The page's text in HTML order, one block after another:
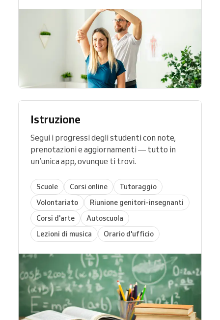
Istruzione
Segui i progressi degli studenti con note,
prenotazioni e aggiornamenti — tutto in
un’unica app, ovunque ti trovi.
Scuole Corsi online
Tutoraggio
Volontariato
Riunione genitori-insegnanti
Corsi d'arte
Autoscuola
Lezioni di musica
Orario d'ufficio